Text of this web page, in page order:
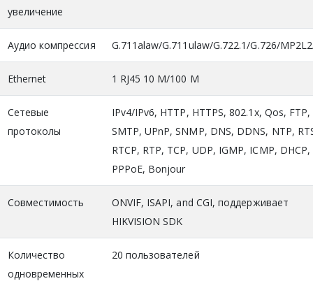
увеличение
Аудио компрессия G.711alaw/G.711ulaw/G.722.1/G.726/
Ethernet 1 RJ45 10 M/100 M
Сетевые
протоколы
IPv4/IPv6, HTTP, HTTPS, 802.1x, Qos, FTP,
SMTP, UPnP, SNMP, DNS, DDNS, NTP,
RTCP, RTP, TCP, UDP, IGMP, ICMP, DHCP,
PPPoE, Bonjour
Совместимость
ONVIF, ISAPI, and CGI, поддерживает
HIKVISION SDK
Количество
одновременных
20 пользователей